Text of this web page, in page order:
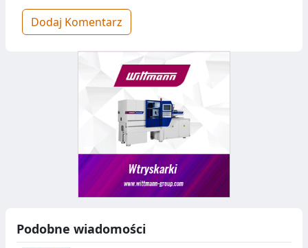
Dodaj Komentarz
Podobne wiadomości